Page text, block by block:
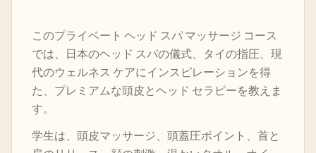
このプライベート ヘッド スパ マッサージ コース
では、日本のヘッド スパの儀式、タイの指圧、現
代のウェルネス ケアにインスピレーションを得
た、プレミアムな頭皮とヘッド セラピーを教えま
す。
学生は、頭皮マッサージ、頭蓋圧ポイント、首と